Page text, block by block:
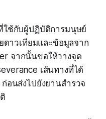
ใช้กับผู้ปฏิบัติการมนุษย์
ดาวเทียมและข้อมูลจาก
จากนั้นขอให้วางจุด
เส้นทางที่ได้
อนส่งไปยังยานสำรวจ